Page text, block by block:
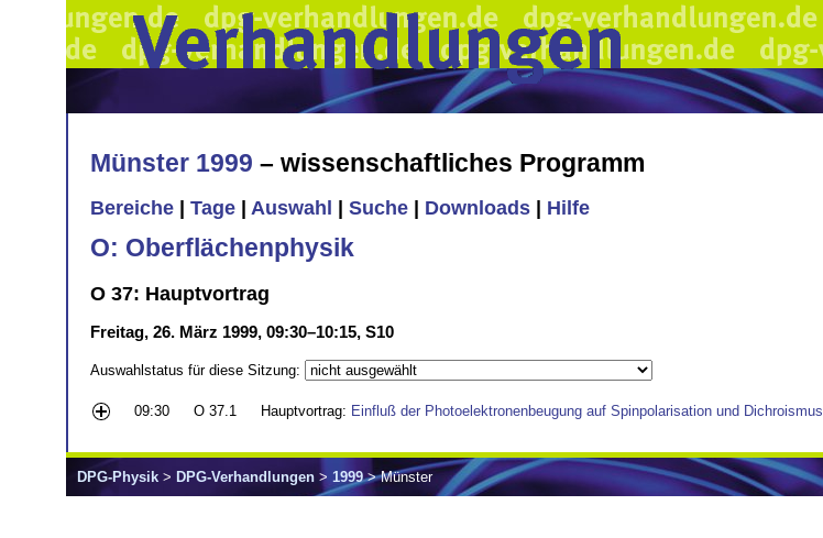
Münster 1999 – wissenschaftliches Programm
Bereiche Tage Auswahl Suche Downloads Hilfe
O: Oberflächenphysik
O 37: Hauptvortrag
Freitag, 26. März 1999, 09:30–10:15, S10
Auswahlstatus für diese Sitzung:
09:30 O 37.1 Hauptvortrag: Einfluß der Photoelektronenbeugung auf Spinpolarisation und Dichroismus
DPG-Physik > DPG-Verhandlungen > 1999> Münster